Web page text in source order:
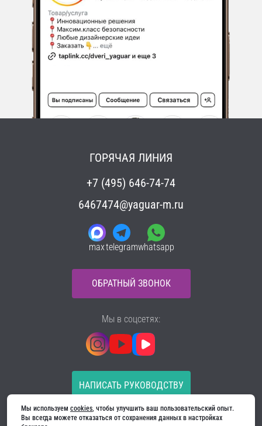
ГОРЯЧАЯ ЛИНИЯ
+7 (495) 646-74-74
6467474@yaguar-m.ru
maxtelegramwhatsapp
ОБРАТНЫЙ ЗВОНОК
НАПИСАТЬ РУКОВОДСТВУ
Все материалы на сайте принадлежат компании
ООО «Ягуар-М» — входные и межкомнатные двери
Мы в соцсетях:
Мы используем cookies, чтобы улучшить ваш пользовательский опыт.
Вы всегда можете отказаться от сохранения данных в настройках